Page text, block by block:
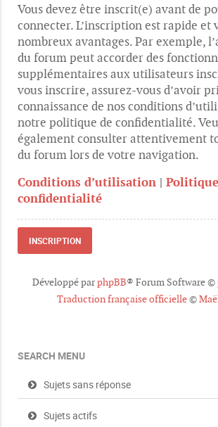
Vous devez être inscrit(e) avant de
connecter. L’inscription est rapide et
nombreux avantages. Par exemple,
du forum peut accorder des
supplémentaires aux utilisateurs
vous inscrire, assurez-vous d’avoir
connaissance de nos conditions
notre politique de confidentialité.
également consulter attentivement
du forum lors de votre navigation.
Conditions d’utilisation |
confidentialité
INSCRIPTION
Développé parphpBB® Forum Software
Traduction française officielle©
SEARCH MENU
Sujets sans réponse
Sujets actifs